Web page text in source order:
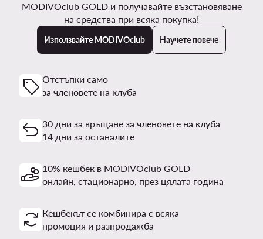
MODIVOclub GOLD и получавайте възстановяване
на средства при всяка покупка!
Използвайте MODIVOclub Научете повече
Отстъпки само
за членовете на клуба
30 дни за връщане за членовете на клуба
14 дни за останалите
10% кешбек в MODIVOclub GOLD
онлайн, стационарно, през цялата година
Кешбекът се комбинира с всяка
промоция и разпродажба